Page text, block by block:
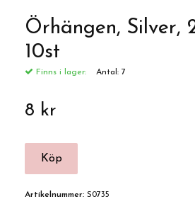
Örhängen, Silver,
10st
Finns i lager: Antal: 7
8 kr
Artikelnummer: S0735